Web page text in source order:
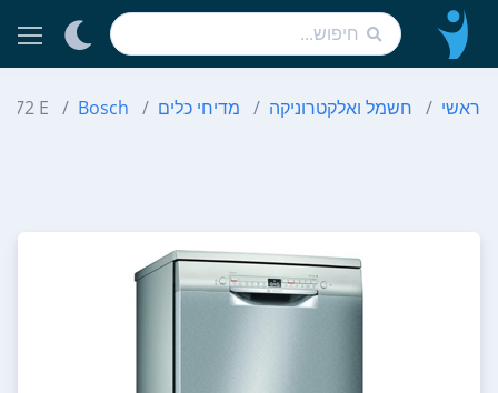
ראשי חשמל ואלקטרוניקה מדיחי כלים Bosch
72 E